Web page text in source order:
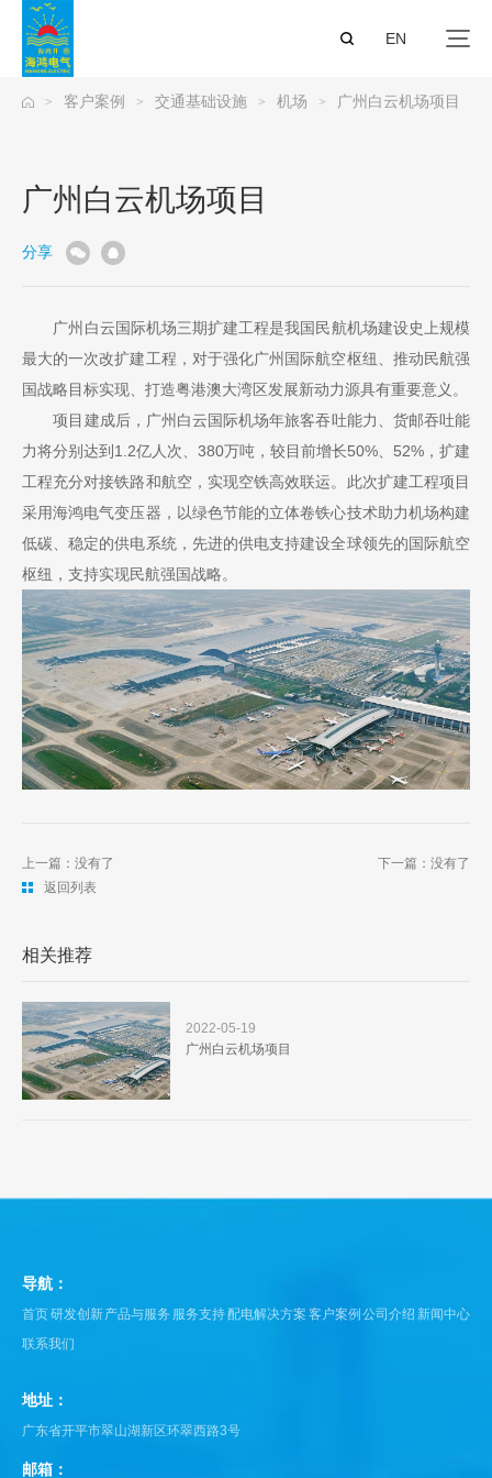
EN
> 客户案例 > 交通基础设施 > 机场 > 广州白云机场项目
广州白云机场项目
分享
广州白云国际机场三期扩建工程是我国民航机场建设史上规模
最大的一次改扩建工程，对于强化广州国际航空枢纽、推动民航强
国战略目标实现、打造粤港澳大湾区发展新动力源具有重要意义。
项目建成后，广州白云国际机场年旅客吞吐能力、货邮吞吐能
力将分别达到1.2亿人次、380万吨，较目前增长50%、52%，扩建
工程充分对接铁路和航空，实现空铁高效联运。此次扩建工程项目
采用海鸿电气变压器，以绿色节能的立体卷铁心技术助力机场构建
低碳、稳定的供电系统，先进的供电支持建设全球领先的国际航空
枢纽，支持实现民航强国战略。
上一篇：没有了
返回列表
下一篇：没有了
相关推荐
2022-05-19
广州白云机场项目
导航：
首页研发创新产品与服务 服务支持 配电解决方案 客户案例 公司介绍 新闻中心
联系我们
地址：
广东省开平市翠山湖新区环翠西路3号
邮箱：